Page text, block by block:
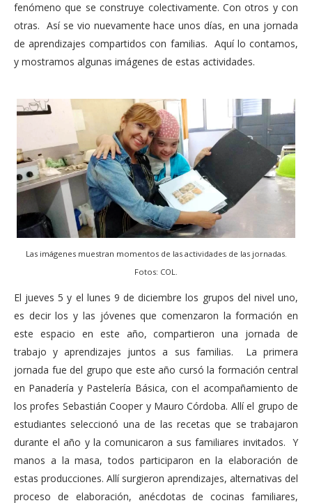
fenómeno que se construye colectivamente. Con otros y con
otras. Así se vio nuevamente hace unos días, en una jornada
de aprendizajes compartidos con familias. Aquí lo contamos,
y mostramos algunas imágenes de estas actividades.
Las imágenes muestran momentos de las actividades de las jornadas.
Fotos: COL.
El jueves 5 y el lunes 9 de diciembre los grupos del nivel uno,
es decir los y las jóvenes que comenzaron la formación en
este espacio en este año, compartieron una jornada de
trabajo y aprendizajes juntos a sus familias. La primera
jornada fue del grupo que este año cursó la formación central
en Panadería y Pastelería Básica, con el acompañamiento de
los profes Sebastián Cooper y Mauro Córdoba. Allí el grupo de
estudiantes seleccionó una de las recetas que se trabajaron
durante el año y la comunicaron a sus familiares invitados. Y
manos a la masa, todos participaron en la elaboración de
estas producciones. Allí surgieron aprendizajes, alternativas del
proceso de elaboración, anécdotas de cocinas familiares,